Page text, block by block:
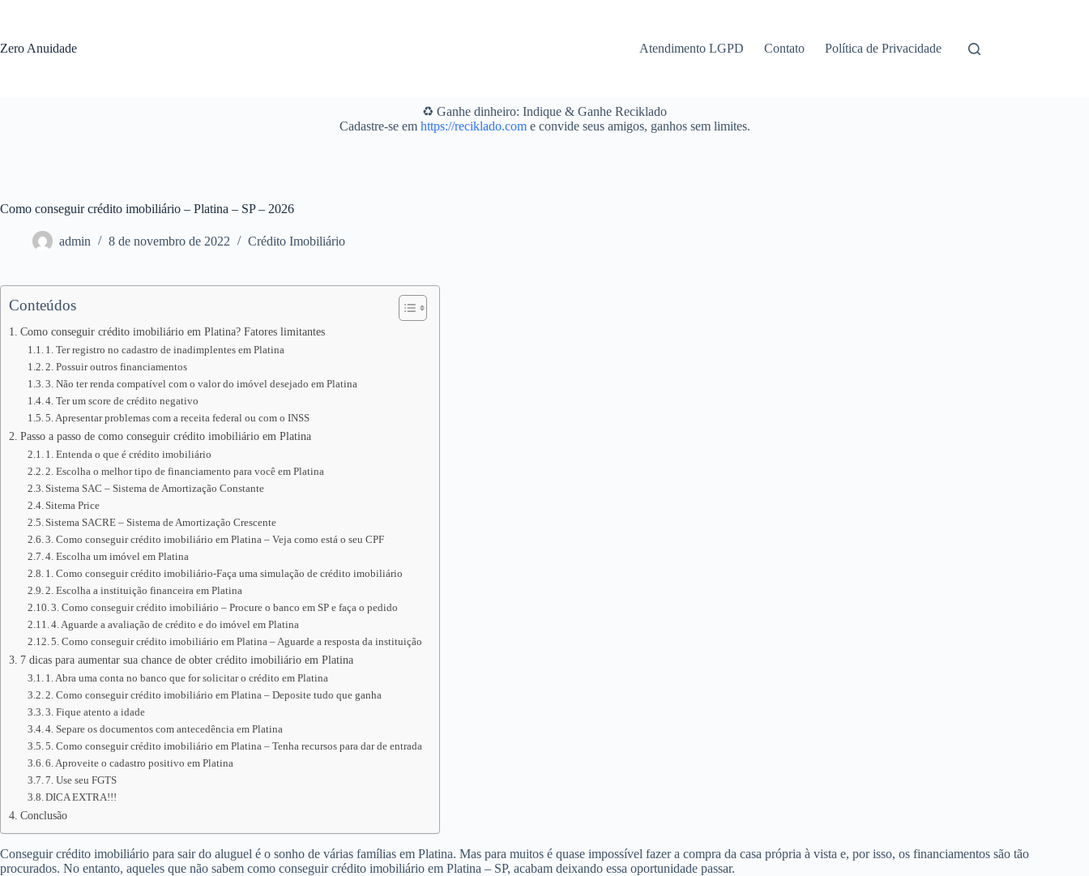
conteúdo
Zero Anuidade Atendimento LGPD Contato Política de Privacidade
♻️ Ganhe dinheiro: Indique & Ganhe Reciklado
Cadastre-se em https://reciklado.come convide seus amigos, ganhos sem limites.
Como conseguir crédito imobiliário – Platina – SP – 2026
admin 8 de novembro de 2022 Crédito Imobiliário
Conteúdos
Como conseguir crédito imobiliário em Platina? Fatores limitantes
1. Ter registro no cadastro de inadimplentes em Platina
2. Possuir outros financiamentos
3. Não ter renda compatível com o valor do imóvel desejado em Platina
4. Ter um score de crédito negativo
5. Apresentar problemas com a receita federal ou com o INSS
Passo a passo de como conseguir crédito imobiliário em Platina
1. Entenda o que é crédito imobiliário
2. Escolha o melhor tipo de financiamento para você em Platina
Sistema SAC – Sistema de Amortização Constante
Sitema Price
Sistema SACRE – Sistema de Amortização Crescente
3. Como conseguir crédito imobiliário em Platina – Veja como está o seu CPF
4. Escolha um imóvel em Platina
1. Como conseguir crédito imobiliário-Faça uma simulação de crédito imobiliário
2. Escolha a instituição financeira em Platina
3. Como conseguir crédito imobiliário – Procure o banco em SP e faça o pedido
4. Aguarde a avaliação de crédito e do imóvel em Platina
5. Como conseguir crédito imobiliário em Platina – Aguarde a resposta da instituição
7 dicas para aumentar sua chance de obter crédito imobiliário em Platina
1. Abra uma conta no banco que for solicitar o crédito em Platina
2. Como conseguir crédito imobiliário em Platina – Deposite tudo que ganha
3. Fique atento a idade
4. Separe os documentos com antecedência em Platina
5. Como conseguir crédito imobiliário em Platina – Tenha recursos para dar de entrada
6. Aproveite o cadastro positivo em Platina
7. Use seu FGTS
DICA EXTRA!!!
Conclusão
Conseguir crédito imobiliário para sair do aluguel é o sonho de várias famílias em Platina. Mas para muitos é quase impossível fazer a compra da casa própria à vista e, por isso, os financiamentos são tão
procurados. No entanto, aqueles que não sabem como conseguir crédito imobiliário em Platina – SP, acabam deixando essa oportunidade passar.